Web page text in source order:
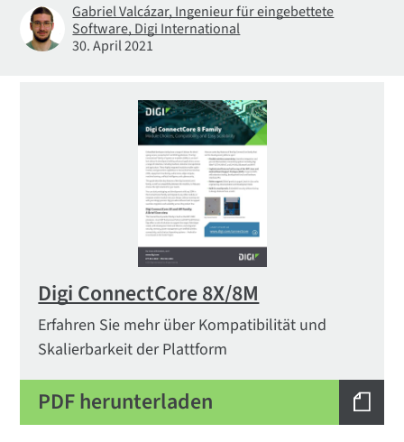
Gabriel Valcázar, Ingenieur für eingebettete
Software, Digi International
30. April 2021
Digi ConnectCore 8X/8M
Erfahren Sie mehr über Kompatibilität und
Skalierbarkeit der Plattform
PDF herunterladen